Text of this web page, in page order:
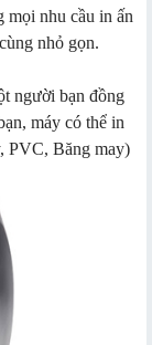
mọi nhu cầu in ấn
nhỏ gọn.
người bạn đồng
máy có thể in
PVC, Băng may)